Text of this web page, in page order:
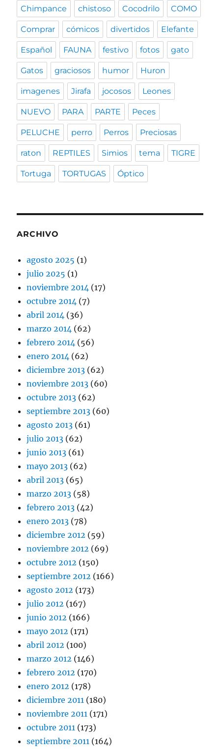
Chimpance chistoso Cocodrilo COMO
Comprar cómicos divertidos Elefante
Español FAUNA festivo fotos gato
Gatos graciosos humor Huron
imagenes Jirafa jocosos Leones
NUEVO PARA PARTE Peces
PELUCHE perro Perros Preciosas
raton REPTILES Simios tema TIGRE
Tortuga TORTUGAS Óptico
ARCHIVO
agosto 2025 (1)
julio 2025 (1)
noviembre 2014 (17)
octubre 2014 (7)
abril 2014 (36)
marzo 2014 (62)
febrero 2014 (56)
enero 2014 (62)
diciembre 2013 (62)
noviembre 2013 (60)
octubre 2013 (62)
septiembre 2013 (60)
agosto 2013 (61)
julio 2013 (62)
junio 2013 (61)
mayo 2013 (62)
abril 2013 (65)
marzo 2013 (58)
febrero 2013 (42)
enero 2013 (78)
diciembre 2012 (59)
noviembre 2012 (69)
octubre 2012 (150)
septiembre 2012 (166)
agosto 2012 (173)
julio 2012 (167)
junio 2012 (166)
mayo 2012 (171)
abril 2012 (100)
marzo 2012 (146)
febrero 2012 (170)
enero 2012 (178)
diciembre 2011 (180)
noviembre 2011 (171)
octubre 2011 (173)
septiembre 2011 (164)